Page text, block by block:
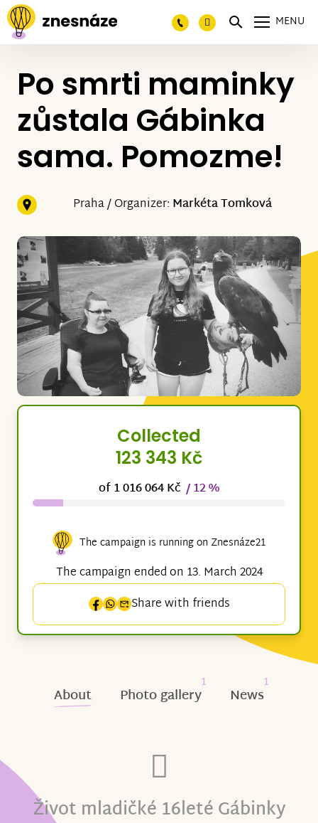
MENU
Po smrti maminky
zůstala Gábinka
sama. Pomozme!
Praha / Organizer: Markéta Tomková
Collected
123 343 Kč
of 1 016 064 Kč / 12 %
The campaign is running on Znesnáze21
The campaign ended on 13. March 2024
Share with friends
About Photo gallery
1
News
1
Život mladičké 16leté Gábinky